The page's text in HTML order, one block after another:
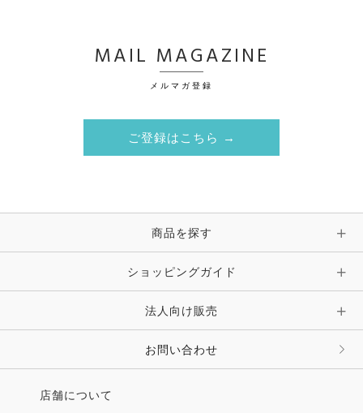
MAIL MAGAZINE
メルマガ登録
ご登録はこちら →
商品を探す
ショッピングガイド
法人向け販売
お問い合わせ
店舗について